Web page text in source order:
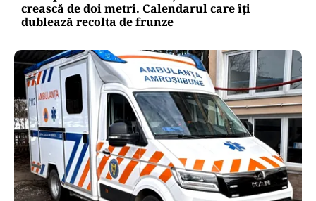
crească de doi metri. Calendarul care îți
dublează recolta de frunze